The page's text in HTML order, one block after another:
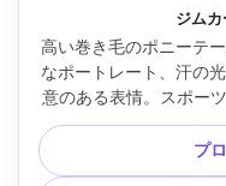
ジム
高い巻き毛のポニーテ
なポートレート、汗の
意のある表情。スポー
イヤホンを着用。機器
妙なリムライトを備え
A7III、85mm f/1.8;タイ
プ